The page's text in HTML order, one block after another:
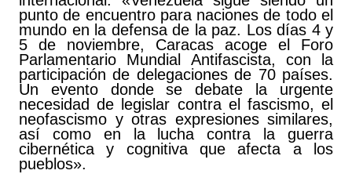
punto de encuentro para naciones de todo el
mundo en la defensa de la paz. Los días 4 y
5 de noviembre, Caracas acoge el Foro
Parlamentario Mundial Antifascista, con la
participación de delegaciones de 70 países.
Un evento donde se debate la urgente
necesidad de legislar contra el fascismo, el
neofascismo y otras expresiones similares,
así como en la lucha contra la guerra
cibernética y cognitiva que afecta a los
pueblos».